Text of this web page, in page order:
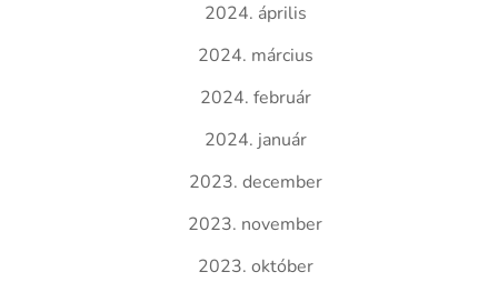
2024. április
2024. március
2024. február
2024. január
2023. december
2023. november
2023. október